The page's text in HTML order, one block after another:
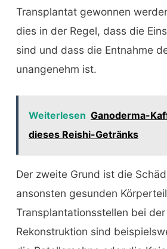
Transplantat gewonnen
dies in der Regel, dass die
sind und dass die Entnahme
unangenehm ist.
Weiterlesen Ganoderma-
dieses Reishi-Getränks
Der zweite Grund ist die
ansonsten gesunden
Transplantationsstellen bei der
Rekonstruktion sind